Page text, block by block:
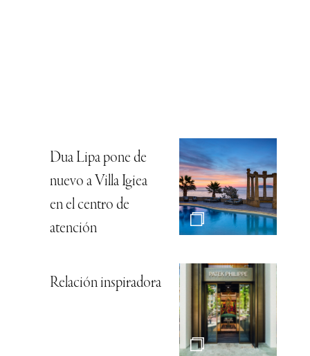
Dua Lipa pone de
nuevo a Villa Igiea
en el centro de
atención
Relación inspiradora